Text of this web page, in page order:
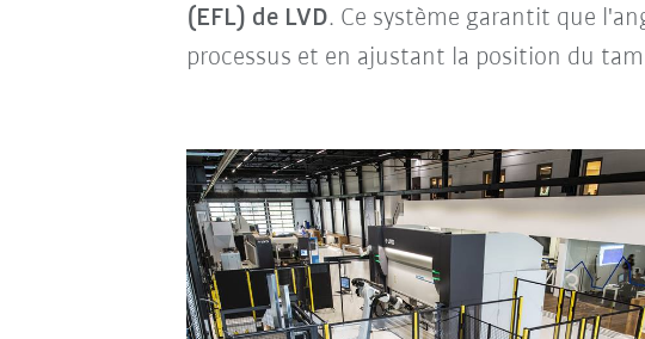
(EFL) de LVD. Ce système garantit que
processus et en ajustant la position du